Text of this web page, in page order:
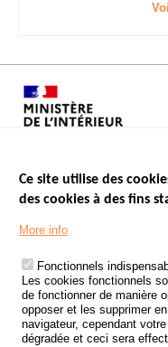
Menu
Footer
LES SITES PUBLICS
ÉTAT DE L’INSÉCURITÉ
TRAITEMENT DES
LA ROUTE
ETUDES ET RECHERCHES
Ce site utilise des
des cookies à des fins
More info
Fonctionnels
Les cookies fonctionnels
de fonctionner de manière
opposer et les supprimer
navigateur, cependant
dégradée et ceci sera